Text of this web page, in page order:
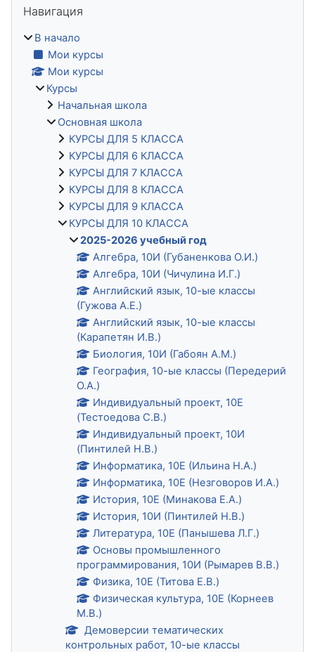
Навигация
В начало
Мои курсы
Мои курсы
Курсы
Начальная школа
Основная школа
КУРСЫ ДЛЯ 5 КЛАССА
КУРСЫ ДЛЯ 6 КЛАССА
КУРСЫ ДЛЯ 7 КЛАССА
КУРСЫ ДЛЯ 8 КЛАССА
КУРСЫ ДЛЯ 9 КЛАССА
КУРСЫ ДЛЯ 10 КЛАССА
2025-2026 учебный год
Алгебра, 10И (Губаненкова О.И.)
Алгебра, 10И (Чичулина И.Г.)
Английский язык, 10-ые классы
(Гужова А.Е.)
Английский язык, 10-ые классы
(Карапетян И.В.)
Биология, 10И (Габоян А.М.)
География, 10-ые классы (Передерий
О.А.)
Индивидуальный проект, 10Е
(Тестоедова С.В.)
Индивидуальный проект, 10И
(Пинтилей Н.В.)
Информатика, 10Е (Ильина Н.А.)
Информатика, 10Е (Незговоров И.А.)
История, 10Е (Минакова Е.А.)
История, 10И (Пинтилей Н.В.)
Литература, 10Е (Панышева Л.Г.)
Основы промышленного
программирования, 10И (Рымарев В.В.)
Физика, 10Е (Титова Е.В.)
Физическая культура, 10Е (Корнеев
М.В.)
Демоверсии тематических
контрольных работ, 10-ые классы